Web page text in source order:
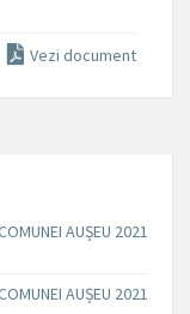
Vezi document
AUȘEU 2021
AUȘEU 2021